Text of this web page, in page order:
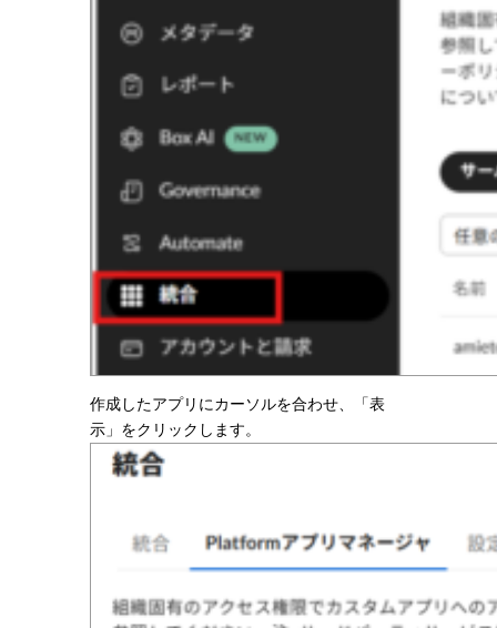
作成したアプリにカーソルを合わせ、「表
示」をクリックします。